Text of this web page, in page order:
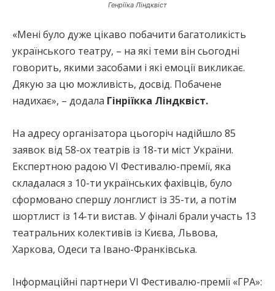
Генріїка Ліндквіст
«Мені було дуже цікаво побачити багатоликість
українського театру, – на які теми він сьогодні
говорить, якими засобами і які емоції викликає.
Дякую за цю можливість, досвід. Побачене
надихає», – додала Гінріїкка Ліндквіст.
На адресу організатора цьогоріч надійшло 85
заявок від 58-ох театрів із 18-ти міст України.
Експертною радою VІ Фестивалю-премії, яка
складалася з 10-ти українських фахівців, було
сформовано спершу лонглист із 35-ти, а потім
шортлист із 14-ти вистав. У фіналі брали участь 13
театральних колективів із Києва, Львова,
Харкова, Одеси та Івано-Франківська.
Інформаційні партнери VІ Фестивалю-премії «ГРА»: